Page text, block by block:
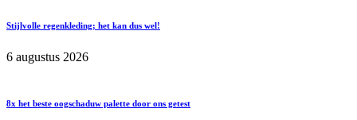
Stijlvolle regenkleding; het kan dus wel!
6 augustus 2026
8x het beste oogschaduw palette door ons getest